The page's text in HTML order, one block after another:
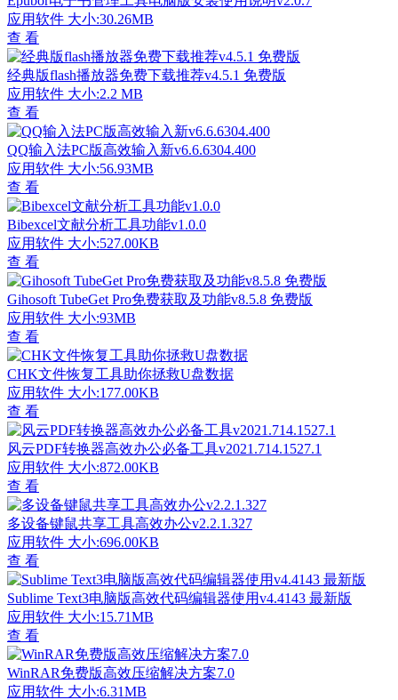
应用软件 大小:30.26MB
查 看
经典版flash播放器免费下载推荐v4.5.1 免费版
应用软件 大小:2.2 MB
查 看
QQ输入法PC版高效输入新v6.6.6304.400
应用软件 大小:56.93MB
查 看
Bibexcel文献分析工具功能v1.0.0
应用软件 大小:527.00KB
查 看
Gihosoft TubeGet Pro免费获取及功能v8.5.8 免费版
应用软件 大小:93MB
查 看
CHK文件恢复工具助你拯救U盘数据
应用软件 大小:177.00KB
查 看
风云PDF转换器高效办公必备工具v2021.714.1527.1
应用软件 大小:872.00KB
查 看
多设备键鼠共享工具高效办公v2.2.1.327
应用软件 大小:696.00KB
查 看
Sublime Text3电脑版高效代码编辑器使用v4.4143 最新版
应用软件 大小:15.71MB
查 看
WinRAR免费版高效压缩解决方案7.0
应用软件 大小:6.31MB